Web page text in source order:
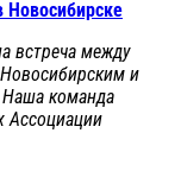
встреча между
и
Наша команда
Ассоциации